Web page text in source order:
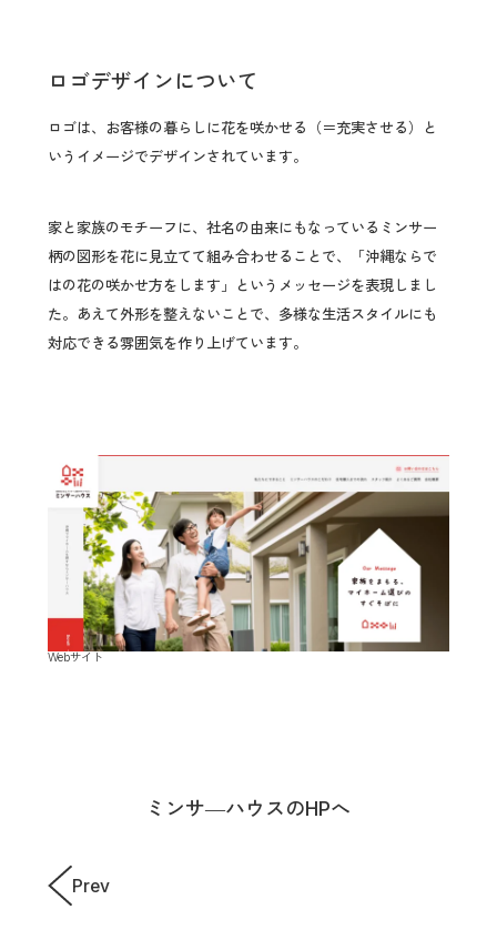
ロゴデザインについて
ロゴは、お客様の暮らしに花を咲かせる（＝充実させる）と
いうイメージでデザインされています。
家と家族のモチーフに、社名の由来にもなっているミンサー
柄の図形を花に見立てて組み合わせることで、「沖縄ならで
はの花の咲かせ方をします」というメッセージを表現しまし
た。あえて外形を整えないことで、多様な生活スタイルにも
対応できる雰囲気を作り上げています。
Webサイト
ミンサ―ハウスのHPへ
Prev